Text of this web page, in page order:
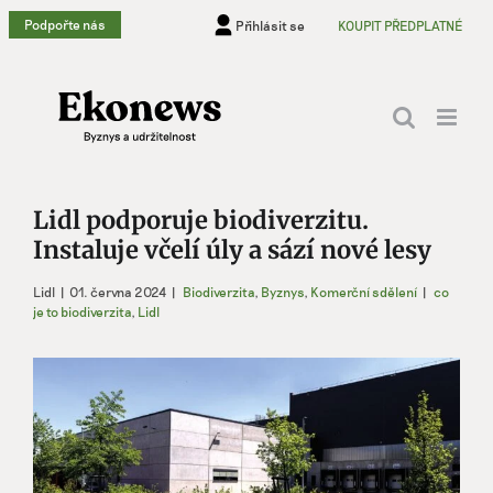
Přeskočit
na
Podpořte nás Přihlásit se KOUPIT PŘEDPLATNÉ
Lidl podporuje biodiverzitu.
Instaluje včelí úly a sází nové lesy
Lidl | 01. června 2024 | Biodiverzita, Byznys, Komerční sdělení | co
je to biodiverzita, Lidl
obrázek